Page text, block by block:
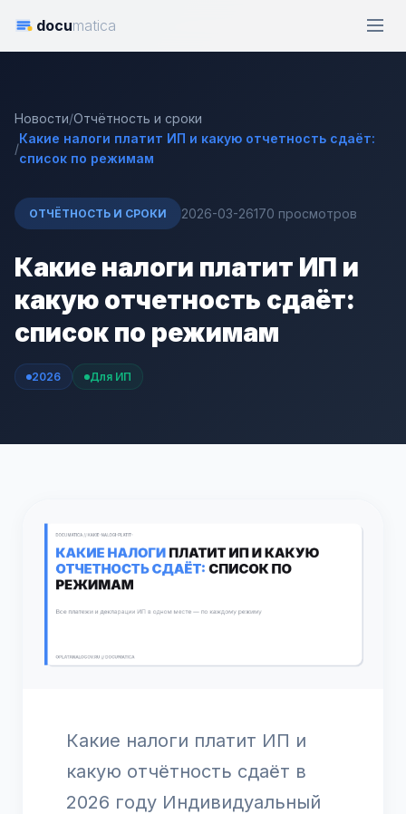
documatica
Новости/Отчётность и сроки
/
Какие налоги платит ИП и какую отчетность сдаёт:
список по режимам
ОТЧЁТНОСТЬ И СРОКИ 2026-03-26170 просмотров
Какие налоги платит ИП и
какую отчетность сдаёт:
список по режимам
2026 Для ИП
Какие налоги платит ИП и
какую отчётность сдаёт в
2026 году Индивидуальный